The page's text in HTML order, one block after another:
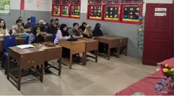
JULI 21, 2026 0
Warga Rempang Ajukan
Audiensi dengan Wali Kota
Batam, Soroti Aktivitas yang